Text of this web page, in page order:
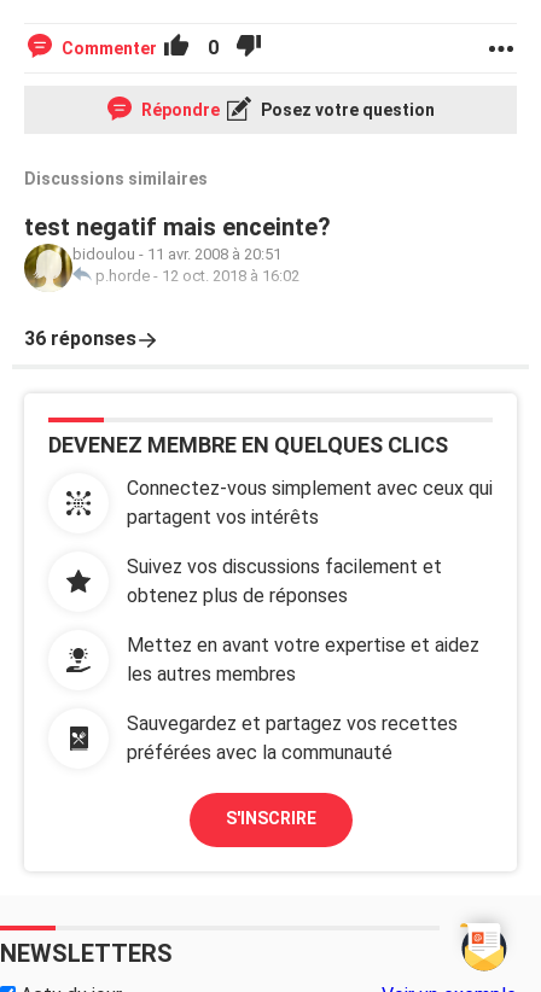
Commenter 0
Répondre Posez votre question
Discussions similaires
test negatif mais enceinte?
bidoulou - 11 avr. 2008 à 20:51
p.horde - 12 oct. 2018 à 16:02
36 réponses
DEVENEZ MEMBRE EN QUELQUES CLICS
Connectez-vous simplement avec ceux qui
partagent vos intérêts
Suivez vos discussions facilement et
obtenez plus de réponses
Mettez en avant votre expertise et aidez
les autres membres
Sauvegardez et partagez vos recettes
préférées avec la communauté
S'INSCRIRE
NEWSLETTERS